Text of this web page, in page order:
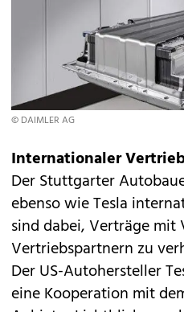
© DAIMLER AG
Internationaler
Der Stuttgarter
ebenso wie Tesla
sind dabei, Verträge mit
Vertriebspartnern zu
Der US-Autohersteller
eine Kooperation mit